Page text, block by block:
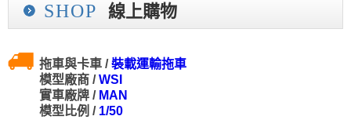
SHOP 線上購物
拖車與卡車 /裝載運輸拖車
模型廠商 /WSI
實車廠牌 / MAN
模型比例 / 1/50